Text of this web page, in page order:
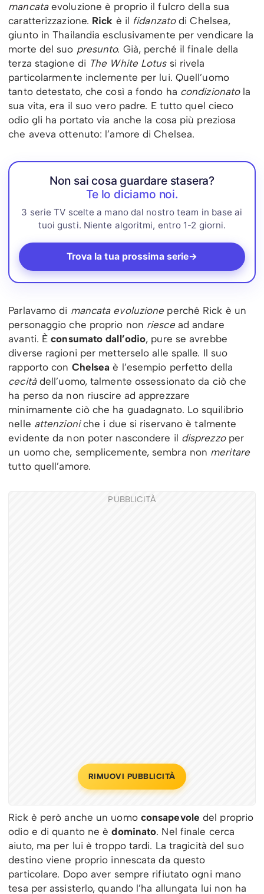
mancataevoluzione è proprio il fulcro della sua
caratterizzazione. Rick è il fidanzatodi Chelsea,
giunto in Thailandia esclusivamente per vendicare la
morte del suo presunto. Già, perché il finale della
terza stagione di The White Lotus si rivela
particolarmente inclemente per lui. Quell’uomo
tanto detestato, che così a fondo ha condizionato la
sua vita, era il suo vero padre. E tutto quel cieco
odio gli ha portato via anche la cosa più preziosa
che aveva ottenuto: l’amore di Chelsea.
Non sai cosa guardare stasera?
Te lo diciamo noi.
3 serie TV scelte a mano dal nostro team in base ai
tuoi gusti. Niente algoritmi, entro 1-2 giorni.
Trova la tua prossima serie→
Parlavamo di mancata evoluzione perché Rick è un
personaggio che proprio non riesce ad andare
avanti. Èconsumato dall’odio, pure se avrebbe
diverse ragioni per metterselo alle spalle. Il suo
rapporto con Chelsea è l’esempio perfetto della
cecità dell’uomo, talmente ossessionato da ciò che
ha perso da non riuscire ad apprezzare
minimamente ciò che ha guadagnato. Lo squilibrio
nelle attenzioniche i due si riservano è talmente
evidente da non poter nascondere il disprezzo per
un uomo che, semplicemente, sembra non meritare
tutto quell’amore.
PUBBLICITÀ
RIMUOVI PUBBLICITÀ
Rick è però anche un uomo consapevole del proprio
odio e di quanto ne èdominato. Nel finale cerca
aiuto, ma per lui è troppo tardi. La tragicità del suo
destino viene proprio innescata da questo
particolare. Dopo aver sempre rifiutato ogni mano
tesa per assisterlo, quando l’ha allungata lui non ha